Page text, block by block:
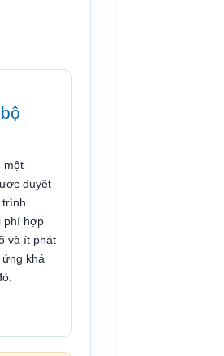
một
duyệt
phí hợp
và ít phát
ứng khá